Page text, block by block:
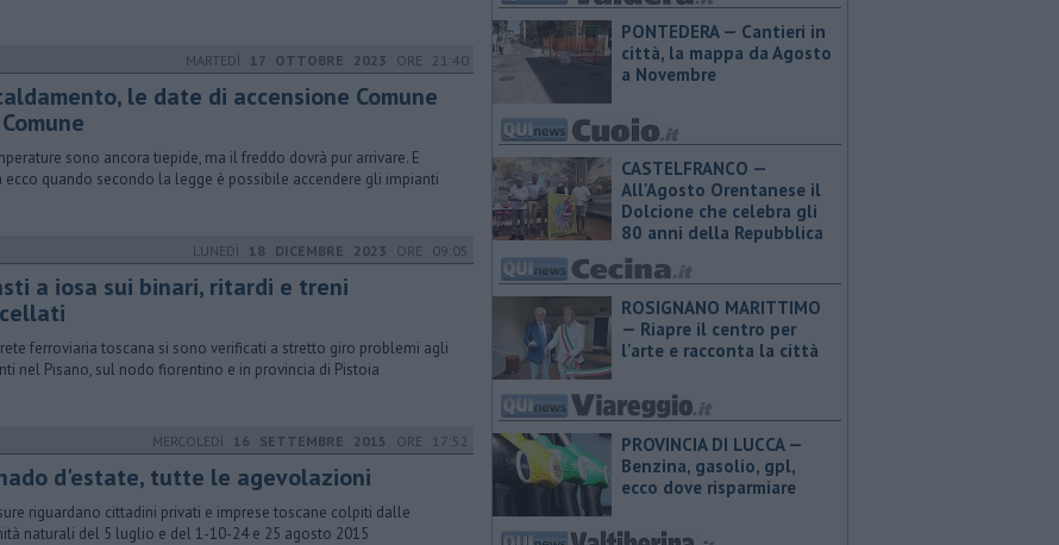
MARTEDÌ 17 OTTOBRE 2023 ORE 21:40
le date di accensione Comune
sono ancora tiepide, ma il freddo dovrà pur arrivare. E
ecco quando secondo la legge è possibile accendere gli impianti
LUNEDÌ 18 DICEMBRE 2023 ORE 09:05
a iosa sui binari, ritardi e treni
ferroviaria toscana si sono verificati a stretto giro problemi agli
nel Pisano, sul nodo fiorentino e in provincia di Pistoia
MERCOLEDÌ 16 SETTEMBRE 2015 ORE 17:52
d'estate, tutte le agevolazioni
riguardano cittadini privati e imprese toscane colpiti dalle
naturali del 5 luglio e del 1-10-24 e 25 agosto 2015
PONTEDERA — Cantieri in
città, la mappa da Agosto
a Novembre
CASTELFRANCO —
All'Agosto Orentanese il
Dolcione che celebra gli
80 anni della Repubblica
ROSIGNANO MARITTIMO
— Riapre il centro per
l'arte e racconta la città
PROVINCIA DI LUCCA — ​
Benzina, gasolio, gpl,
ecco dove risparmiare